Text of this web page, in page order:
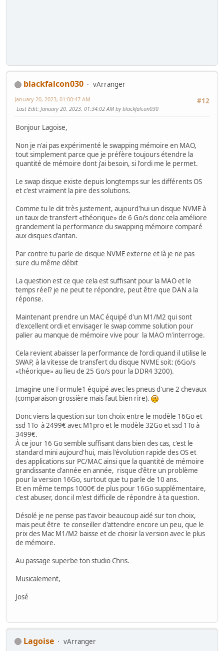
blackfalcon030
vArranger
#12
January 20, 2023, 01:00:47 AM
Last Edit: January 20, 2023, 01:34:02 AM by blackfalcon030
Bonjour Lagoise,
Non je n'ai pas expérimenté le swapping mémoire en MAO,
tout simplement parce que je préfère toujours étendre la
quantité de mémoire dont j'ai besoin, si l'ordi me le permet.
Le swap disque existe depuis longtemps sur les différents OS
et c'est vraiment la pire des solutions.
Comme tu le dit très justement, aujourd'hui un disque NVME à
un taux de transfert «théorique» de 6 Go/s donc cela améliore
grandement la performance du swapping mémoire comparé
aux disques d'antan.
Par contre tu parle de disque NVME externe et là je ne pas
sure du même débit
La question est ce que cela est suffisant pour la MAO et le
temps réel? je ne peut te répondre, peut être que DAN a la
réponse.
Maintenant prendre un MAC équipé d'un M1/M2 qui sont
d'excellent ordi et envisager le swap comme solution pour
palier au manque de mémoire vive pour la MAO m'interroge.
Cela revient abaisser la performance de l'ordi quand il utilise le
SWAP, à la vitesse de transfert du disque NVME soit: (6Go/s
«théorique» au lieu de 25 Go/s pour la DDR4 3200).
Imagine une Formule1 équipé avec les pneus d'une 2 chevaux
(comparaison grossière mais faut bien rire).
Donc viens la question sur ton choix entre le modèle 16Go et
ssd 1To à 2499€ avec M1pro et le modèle 32Go et ssd 1To à
3499€.
À ce jour 16 Go semble suffisant dans bien des cas, c'est le
standard mini aujourd'hui, mais l'évolution rapide des OS et
des applications sur PC/MAC ainsi que la quantité de mémoire
grandissante d'année en année, risque d'être un problème
pour la version 16Go, surtout que tu parle de 10 ans.
Et en même temps 1000€ de plus pour 16Go supplémentaire,
c'est abuser, donc il m'est difficile de répondre à ta question.
Désolé je ne pense pas t'avoir beaucoup aidé sur ton choix,
mais peut être te conseiller d'attendre encore un peu, que le
prix des Mac M1/M2 baisse et de choisir la version avec le plus
de mémoire.
Au passage superbe ton studio Chris.
Musicalement,
José
Lagoise vArranger